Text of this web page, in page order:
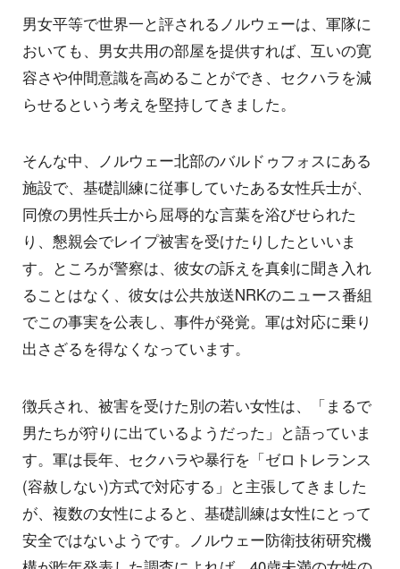
男女平等で世界一と評されるノルウェーは、軍隊に
おいても、男女共用の部屋を提供すれば、互いの寛
容さや仲間意識を高めることができ、セクハラを減
らせるという考えを堅持してきました。
そんな中、ノルウェー北部のバルドゥフォスにある
施設で、基礎訓練に従事していたある女性兵士が、
同僚の男性兵士から屈辱的な言葉を浴びせられた
り、懇親会でレイプ被害を受けたりしたといいま
す。ところが警察は、彼女の訴えを真剣に聞き入れ
ることはなく、彼女は公共放送NRKのニュース番組
でこの事実を公表し、事件が発覚。軍は対応に乗り
出さざるを得なくなっています。
徴兵され、被害を受けた別の若い女性は、「まるで
男たちが狩りに出ているようだった」と語っていま
す。軍は長年、セクハラや暴行を「ゼロトレランス
(容赦しない)方式で対応する」と主張してきました
が、複数の女性によると、基礎訓練は女性にとって
安全ではないようです。ノルウェー防衛技術研究機